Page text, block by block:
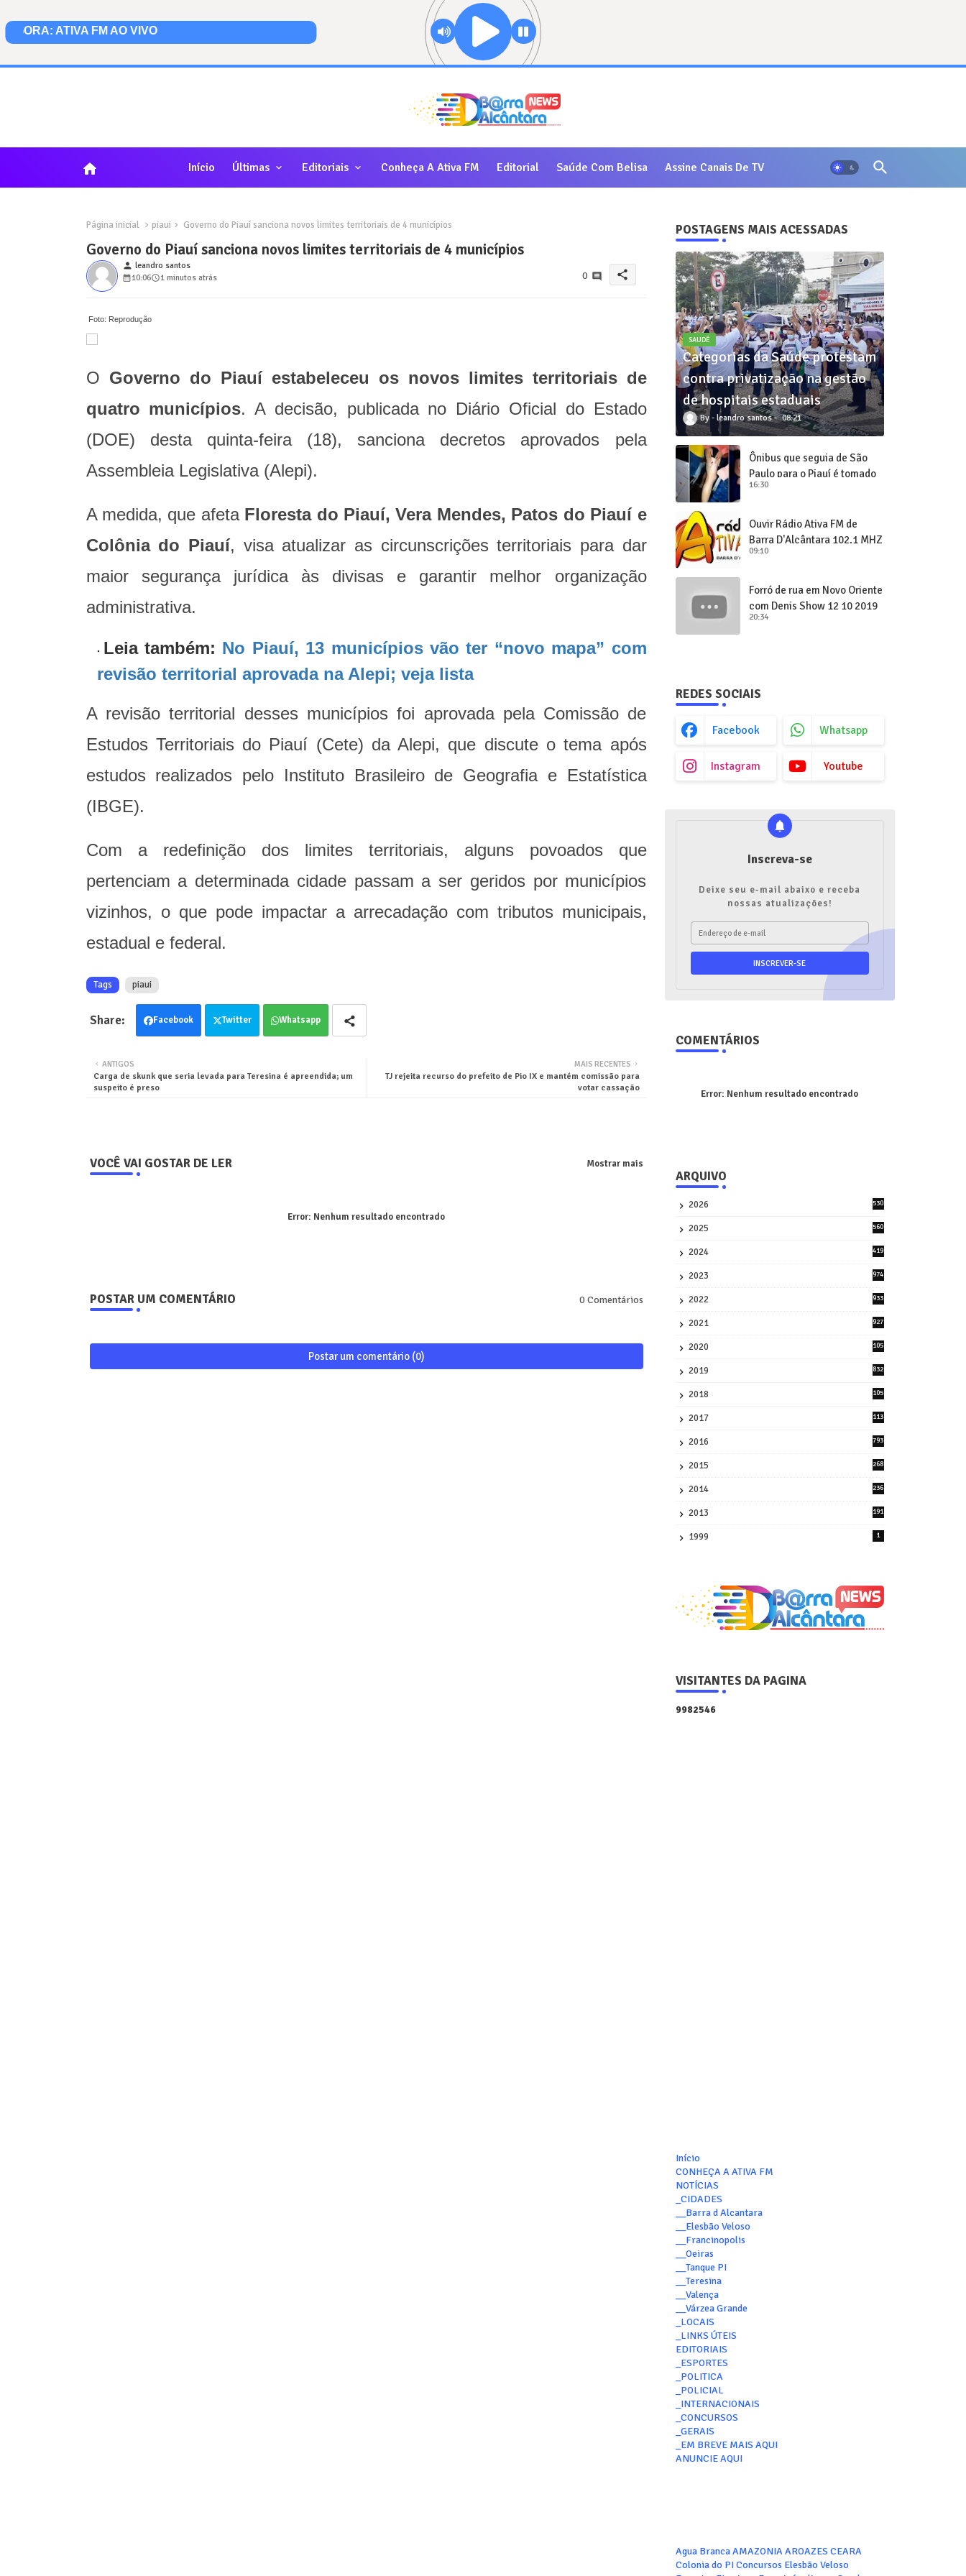
home Início Últimas Editoriais Conheça A Ativa FM Editorial Saúde Com Belisa Assine Canais De TV
Página inicial piaui Governo do Piauí sanciona novos limites territoriais de 4 municípios
Governo do Piauí sanciona novos limites territoriais de 4 municípios
person leandro santos
10:06
1 minutos atrás 0 share
Foto: Reprodução
O Governo do Piauí estabeleceu os novos limites territoriais de
quatro municípios. A decisão, publicada no Diário Oficial do Estado
(DOE) desta quinta-feira (18), sanciona decretos aprovados pela
Assembleia Legislativa (Alepi).
A medida, que afeta Floresta do Piauí, Vera Mendes, Patos do Piauí​ e
Colônia do Piauí​, visa atualizar as circunscrições territoriais para dar
maior segurança jurídica às divisas e garantir melhor organização
administrativa.
Leia também: No Piauí, 13 municípios vão ter “novo mapa” com
revisão territorial aprovada na Alepi; veja lista
A revisão territorial desses municípios foi aprovada pela Comissão de
Estudos Territoriais do Piauí (Cete) da Alepi, que discute o tema após
estudos realizados pelo Instituto Brasileiro de Geografia e Estatística
(IBGE).
Com a redefinição dos limites territoriais, alguns povoados que
pertenciam a determinada cidade passam a ser geridos por municípios
vizinhos, o que pode impactar a arrecadação com tributos municipais,
estadual e federal.
Tags piaui
Facebook Twitter Whatsapp
MAIS RECENTES
TJ rejeita recurso do prefeito de Pio IX e mantém comissão para
votar cassação
ANTIGOS
Carga de skunk que seria levada para Teresina é apreendida; um
suspeito é preso
VOCÊ VAI GOSTAR DE LER Mostrar mais
Error: Nenhum resultado encontrado
POSTAR UM COMENTÁRIO 0 Comentários
Postar um comentário (0)
POSTAGENS MAIS ACESSADAS
SAUDÊ
Categorias da Saúde protestam
contra privatização na gestão
de hospitais estaduais
leandro santos 08:21
Ônibus que seguia de São
Paulo para o Piauí é tomado
de assalto
16:30
Ouvir Rádio Ativa FM de
Barra D'Alcântara 102,1 MHZ
09:10
Forró de rua em Novo Oriente
com Denis Show 12 10 2019
20:34
REDES SOCIAIS
Facebook Whatsapp
Instagram Youtube
Inscreva-se
Deixe seu e-mail abaixo e receba
nossas atualizações!
COMENTÁRIOS
Error: Nenhum resultado encontrado
ARQUIVO
2026
530
2025
560
2024
419
2023
974
2022
933
2021
927
2020
105
2019
832
2018
105
2017
113
2016
793
2015
268
2014
236
2013
191
1999 1
VISITANTES DA PAGINA
9982546
Início
CONHEÇA A ATIVA FM
NOTÍCIAS
_CIDADES
__Barra d Alcantara
__Elesbão Veloso
__Francinopolis
__Oeiras
__Tanque PI
__Teresina
__Valença
__Várzea Grande
_LOCAIS
_LINKS ÚTEIS
EDITORIAIS
_ESPORTES
_POLITICA
_POLICIAL
_INTERNACIONAIS
_CONCURSOS
_GERAIS
_EM BREVE MAIS AQUI
ANUNCIE AQUI
Agua Branca AMAZONIA AROAZES CEARA
Colonia do PI Concursos Elesbão Veloso